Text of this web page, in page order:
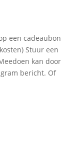
een cadeaubon
Stuur een
kan door
bericht. Of